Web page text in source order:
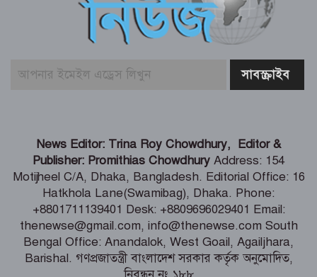
জুলাই আন্দোলনের ত্যাগকে চূড়ান্ত পর্যায়ে
নিয়ে যেতে হবে – তথ্যমন্ত্রী
পুলিশ কর্মকর্তাদের নিয়ে অপপ্রচার, কঠোর
শিগগিরই শুরু হবে তিস্তা মহাপরিকল্পনা
বাস্তবায়নের কাজ – পানি সম্পদ মন্ত্রী
সংবাদপত্র সমাজের দর্পণ – মৎস্য ও
প্রাণিসম্পদ প্রতিমন্ত্রী
News Editor: Trina Roy Chowdhury, Editor &
Publisher: Promithias Chowdhury Address: 154
Motijheel C/A, Dhaka, Bangladesh. Editorial Office: 16
Hatkhola Lane(Swamibag), Dhaka. Phone:
+8801711139401 Desk: +8809696029401 Email:
thenewse@gmail.com, info@thenewse.com South
Bengal Office: Anandalok, West Goail, Agailjhara,
Barishal. গণপ্রজাতন্ত্রী বাংলাদেশ সরকার কর্তৃক অনুমোদিত,